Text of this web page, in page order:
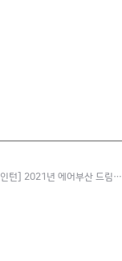
[인턴] 2021년 에어부산 드림…